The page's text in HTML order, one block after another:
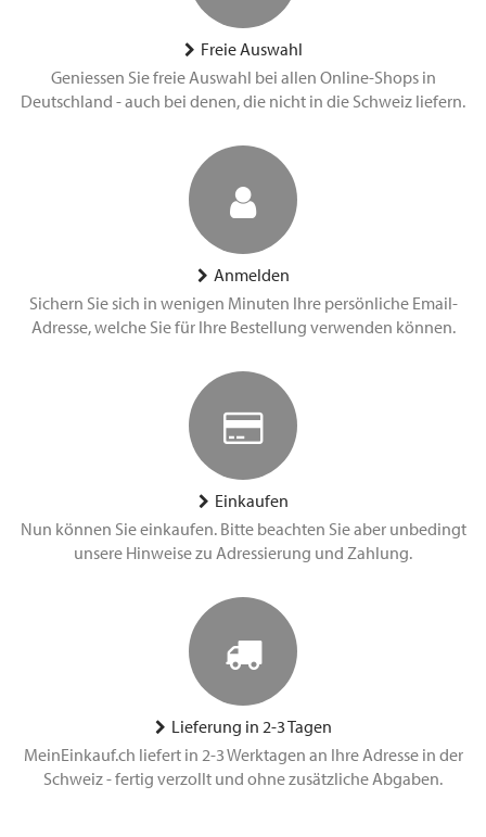
Freie Auswahl
Geniessen Sie freie Auswahl bei allen Online-Shops in
Deutschland - auch bei denen, die nicht in die Schweiz liefern.
Anmelden
Sichern Sie sich in wenigen Minuten Ihre persönliche Email-
Adresse, welche Sie für Ihre Bestellung verwenden können.
Einkaufen
Nun können Sie einkaufen. Bitte beachten Sie aber unbedingt
unsere Hinweise zu Adressierung und Zahlung.
Lieferung in 2-3 Tagen
MeinEinkauf.ch liefert in 2-3 Werktagen an Ihre Adresse in der
Schweiz - fertig verzollt und ohne zusätzliche Abgaben.